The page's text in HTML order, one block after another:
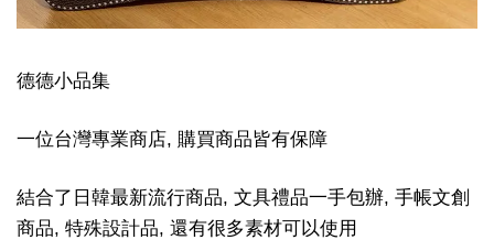
德德小品集
一位台灣專業商店, 購買商品皆有保障
結合了日韓最新流行商品, 文具禮品一手包辦, 手帳文創
商品, 特殊設計品, 還有很多素材可以使用